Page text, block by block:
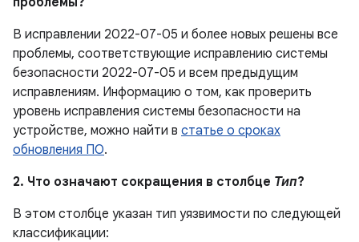
В исправлении 2022-07-05 и более новых решены все
проблемы, соответствующие исправлению системы
безопасности 2022-07-05 и всем предыдущим
исправлениям. Информацию о том, как проверить
уровень исправления системы безопасности на
устройстве, можно найти в статье о сроках
обновления ПО.
2. Что означают сокращения в столбце Тип?
В этом столбце указан тип уязвимости по следующей
классификации: